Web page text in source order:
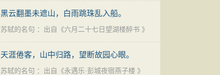
黑云翻墨未遮山，白雨跳珠乱入船。
苏轼的名句 ：出自《六月二十七日望湖楼醉书 》
天涯倦客，山中归路，望断故园心眼。
苏轼的名句 ：出自《永遇乐·彭城夜宿燕子楼 》